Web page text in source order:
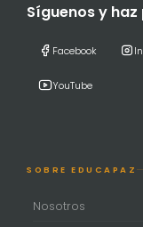
Síguenos y
Facebook
YouTube
SOBRE EDUCAPAZ
Nosotros